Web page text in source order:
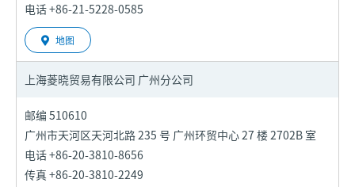
电话 +86-21-5228-0585
地图
上海菱晓贸易有限公司 广州分公司
邮编 510610
广州市天河区天河北路 235 号 广州环贸中心 27 楼 2702B 室
电话 +86-20-3810-8656
传真 +86-20-3810-2249